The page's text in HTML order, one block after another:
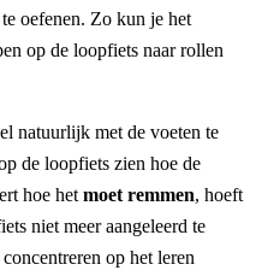
oefenen. Zo kun je het
op de loopfiets naar rollen
natuurlijk met de voeten te
de loopfiets zien hoe de
hoe het moet remmen, hoeft
niet meer aangeleerd te
op het leren